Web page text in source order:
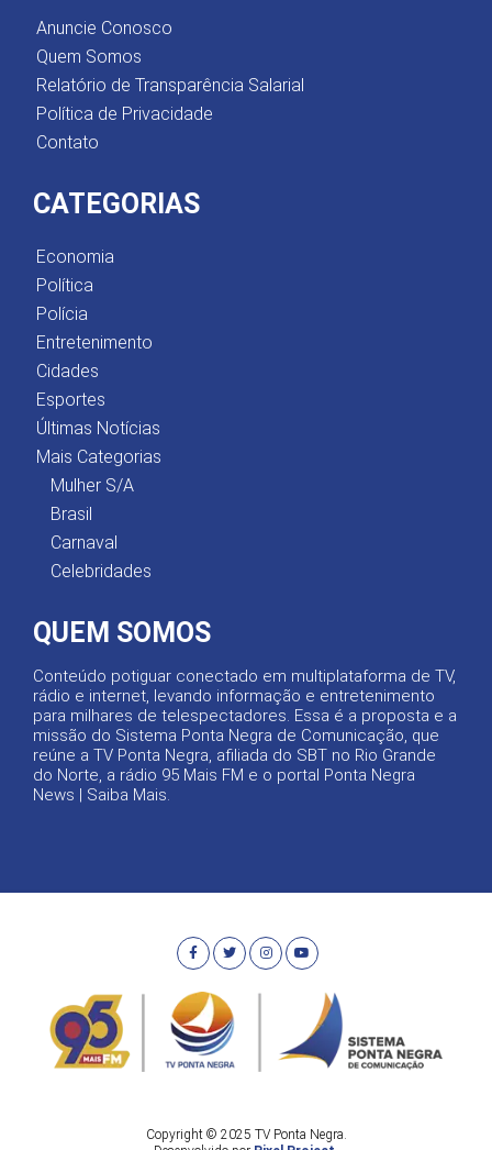
Anuncie Conosco
Quem Somos
Relatório de Transparência Salarial
Política de Privacidade
Contato
CATEGORIAS
Economia
Política
Polícia
Entretenimento
Cidades
Esportes
Últimas Notícias
Mais Categorias
Mulher S/A
Brasil
Carnaval
Celebridades
QUEM SOMOS
Conteúdo potiguar conectado em multiplataforma de TV,
rádio e internet, levando informação e entretenimento
para milhares de telespectadores. Essa é a proposta e a
missão do Sistema Ponta Negra de Comunicação, que
reúne a TV Ponta Negra, afiliada do SBT no Rio Grande
do Norte, a rádio 95 Mais FM e o portal Ponta Negra
News | Saiba Mais.
Copyright © 2025 TV Ponta Negra.